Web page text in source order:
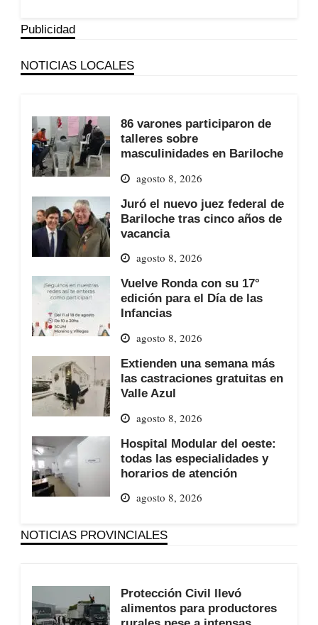
Publicidad
NOTICIAS LOCALES
86 varones participaron de
talleres sobre
masculinidades en Bariloche
agosto 8, 2026
Juró el nuevo juez federal de
Bariloche tras cinco años de
vacancia
agosto 8, 2026
Vuelve Ronda con su 17°
edición para el Día de las
Infancias
agosto 8, 2026
Extienden una semana más
las castraciones gratuitas en
Valle Azul
agosto 8, 2026
Hospital Modular del oeste:
todas las especialidades y
horarios de atención
agosto 8, 2026
NOTICIAS PROVINCIALES
Protección Civil llevó
alimentos para productores